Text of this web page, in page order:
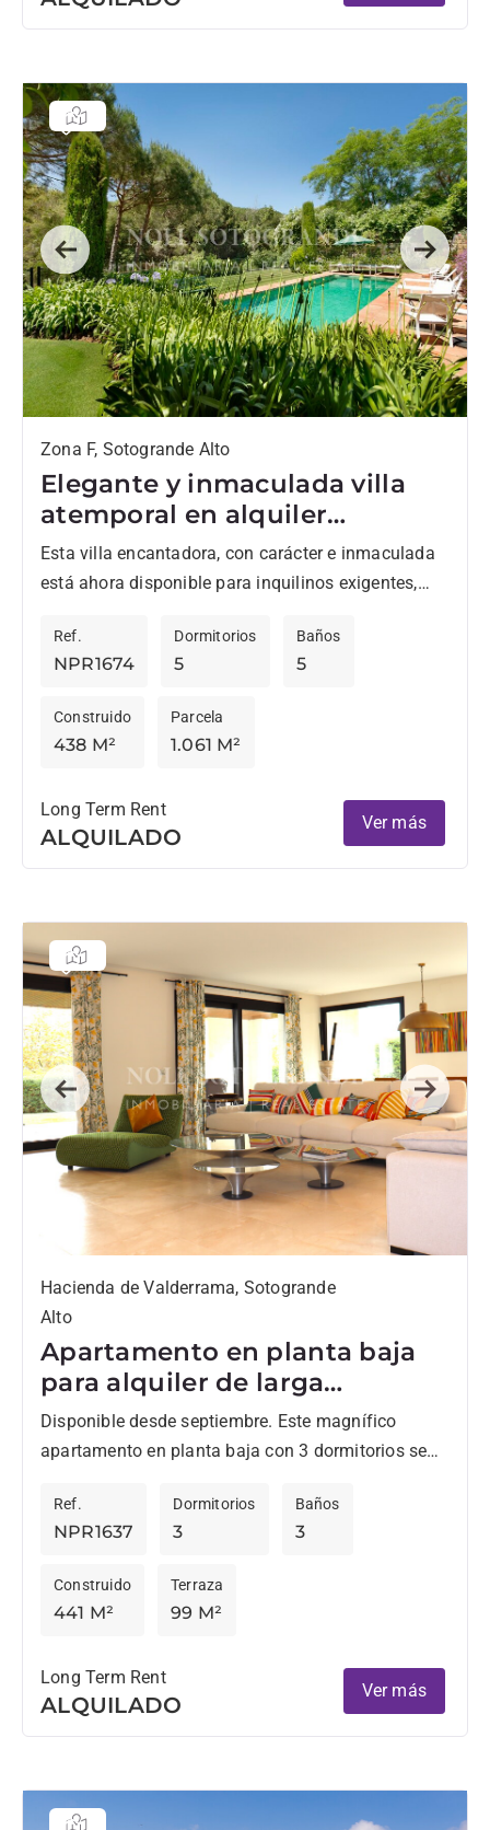
Previous Next
Zona F, Sotogrande Alto
Elegante y inmaculada villa
atemporal en alquiler
temporal para inquilinos
exigentes
Esta villa encantadora, con carácter e inmaculada
está ahora disponible para inquilinos exigentes,
minutos de Valderrama, La...
NPR1674
Ref.
5
Dormitorios
5
Baños
438 M²
Construido
1.061 M²
Parcela
Long Term Rent
ALQUILADO
Ver más
Previous Next
Hacienda de Valderrama, Sotogrande
Alto
Apartamento en planta baja
para alquiler de larga
temporada en Hacienda
Valderrama
Disponible desde septiembre. Este magnífico
apartamento en planta baja con 3 dormitorios se
Valderrama. El apartamento se...
NPR1637
Ref.
3
Dormitorios
3
Baños
441 M²
Construido
99 M²
Terraza
Long Term Rent
ALQUILADO
Ver más